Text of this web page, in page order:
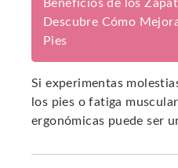
Beneficios de los
Descubre Cómo
Pies
Si experimentas
los pies o fatiga
ergonómicas puede ser